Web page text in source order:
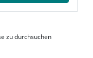
zu durchsuchen